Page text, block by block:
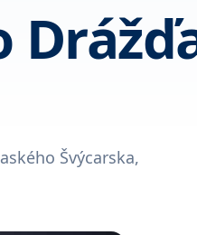
Švýcarska,